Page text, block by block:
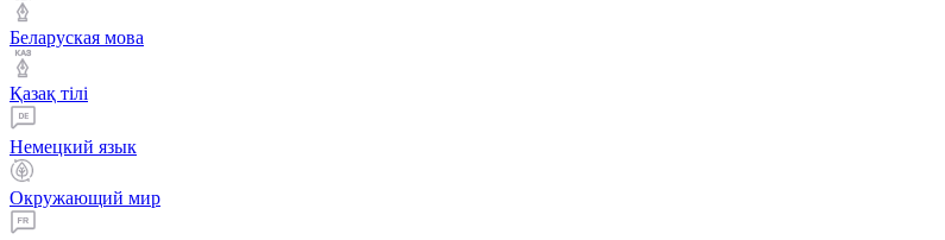
Беларуская мова
Қазақ тiлi
Немецкий язык
Окружающий мир